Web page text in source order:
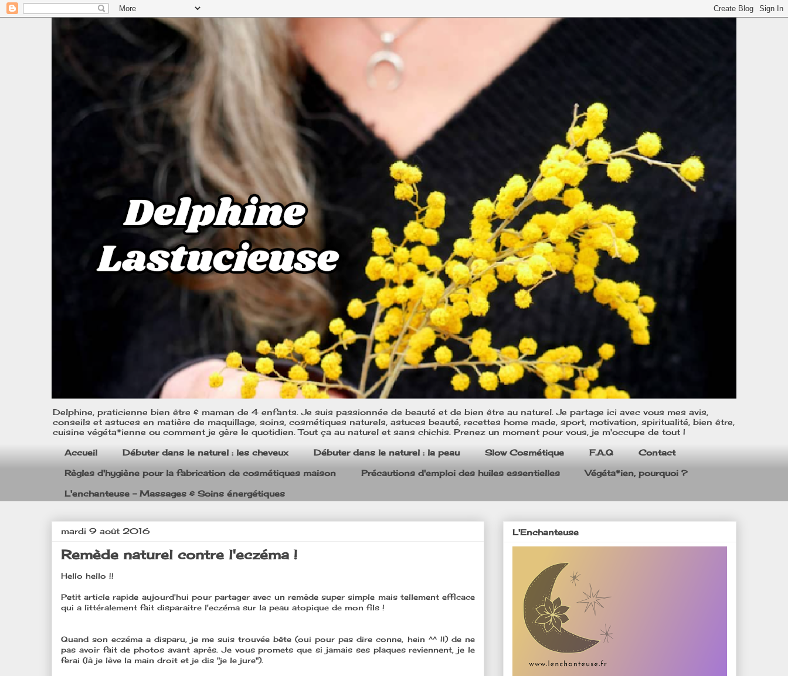
Delphine, praticienne bien être & maman de 4 enfants. Je suis passionnée de beauté et de bien être au naturel. Je partage ici avec vous mes avis,
conseils et astuces en matière de maquillage, soins, cosmétiques naturels, astuces beauté, recettes home made, sport, motivation, spiritualité, bien être,
cuisine végéta*ienne ou comment je gère le quotidien. Tout ça au naturel et sans chichis. Prenez un moment pour vous, je m'occupe de tout !
Accueil Débuter dans le naturel : les cheveux Débuter dans le naturel : la peau Slow Cosmétique F.A.Q Contact
Règles d'hygiène pour la fabrication de cosmétiques maison Précautions d'emploi des huiles essentielles Végéta*ien, pourquoi ?
L'enchanteuse - Massages & Soins énergétiques
mardi 9 août 2016
Remède naturel contre l'eczéma !
Hello hello !!
Petit article rapide aujourd'hui pour partager avec un remède super simple mais tellement efficace
qui a littéralement fait disparaitre l'eczéma sur la peau atopique de mon fils !
Quand son eczéma a disparu, je me suis trouvée bête (oui pour pas dire conne, hein ^^ !!) de ne
pas avoir fait de photos avant après. Je vous promets que si jamais ses plaques reviennent, je le
ferai (là je lève la main droit et je dis "je le jure").
L'Enchanteuse